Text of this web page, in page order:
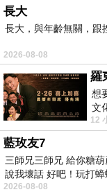
理論核心，
純密」，其
印、語誦咒
成佛，後經
密。
在純密傳入
持著重視戒
宗複雜的事
長大
長大，與年齡無關，跟
2026-08-08
羅
想
文
以
12
藍玫友7
三師兄三師兄 給你糖
說我壞話 好吧！玩打
2026-08-08